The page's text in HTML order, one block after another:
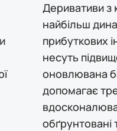
Деривативи з
найбільш
прибуткових
несуть
оновлювана
допомагає
обґрунтовані